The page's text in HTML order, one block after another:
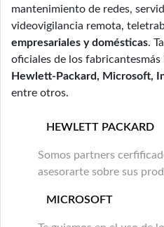
mantenimiento de redes,
videovigilancia remota,
empresariales y domésticas.
oficiales de los
Hewlett-Packard, Microsoft,
entre otros.
HEWLETT PACKARD
Somos partners
asesorarte sobre sus
MICROSOFT